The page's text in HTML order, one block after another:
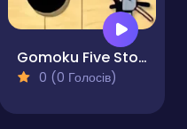
Gomoku Five Stones in a Row
0 (0 Голосів)